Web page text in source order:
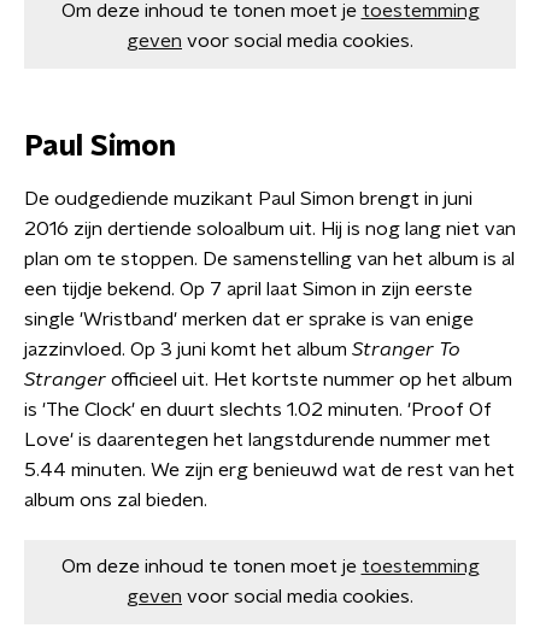
Om deze inhoud te tonen moet je toestemming
geven voor social media cookies.
Paul Simon
De oudgediende muzikant Paul Simon brengt in juni
2016 zijn dertiende soloalbum uit. Hij is nog lang niet van
plan om te stoppen. De samenstelling van het album is al
een tijdje bekend. Op 7 april laat Simon in zijn eerste
single 'Wristband' merken dat er sprake is van enige
jazzinvloed. Op 3 juni komt het album Stranger To
Stranger officieel uit. Het kortste nummer op het album
is 'The Clock' en duurt slechts 1.02 minuten. 'Proof Of
Love' is daarentegen het langstdurende nummer met
5.44 minuten. We zijn erg benieuwd wat de rest van het
album ons zal bieden.
Om deze inhoud te tonen moet je toestemming
geven voor social media cookies.